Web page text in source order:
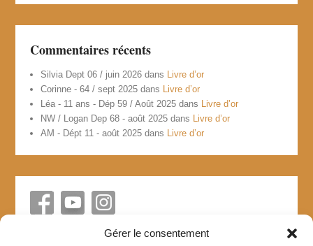
Gérer le consentement
Commentaires récents
Silvia Dept 06 / juin 2026 dans Livre d’or
Corinne - 64 / sept 2025 dans Livre d’or
Léa - 11 ans - Dép 59 / Août 2025 dans Livre d’or
NW / Logan Dep 68 - août 2025 dans Livre d’or
AM - Dépt 11 - août 2025 dans Livre d’or